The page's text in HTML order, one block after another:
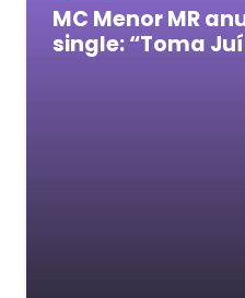
MC Menor MR
single: “Toma